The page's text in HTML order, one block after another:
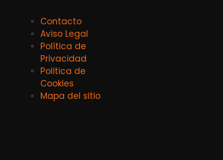
Contacto
Aviso Legal
Política de
Privacidad
Politica de
Cookies
Mapa del sitio